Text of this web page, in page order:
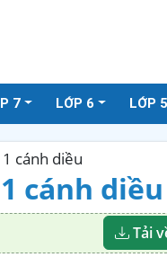
7 LỚP 6 LỚP 5
cánh diều
cánh diều
Tải